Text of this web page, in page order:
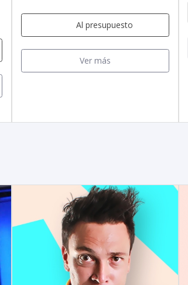
Al presupuesto
Ver más